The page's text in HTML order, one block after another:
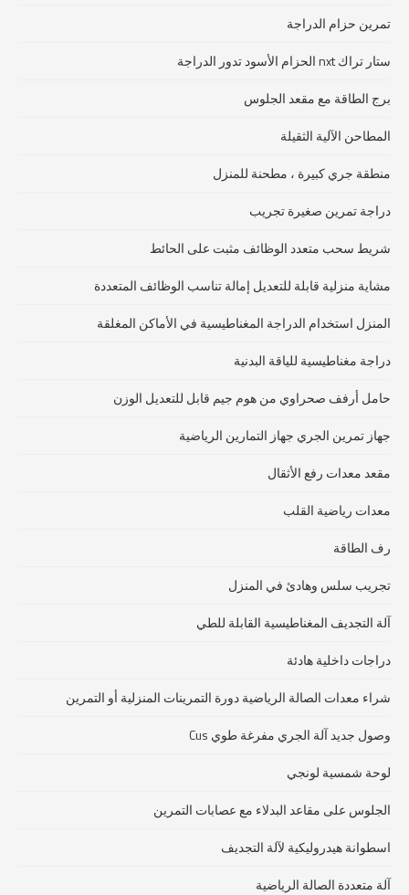
تمرين حزام الدراجة
ستار تراك nxt الحزام الأسود تدور الدراجة
برج الطاقة مع مقعد الجلوس
المطاحن الآلية الثقيلة
منطقة جري كبيرة ، مطحنة للمنزل
دراجة تمرين صغيرة تجريب
شريط سحب متعدد الوظائف مثبت على الحائط
مشاية منزلية قابلة للتعديل إمالة تناسب الوظائف المتعددة
المنزل استخدام الدراجة المغناطيسية في الأماكن المغلقة
دراجة مغناطيسية للياقة البدنية
حامل أرفف صحراوي من هوم جيم قابل للتعديل الوزن
جهاز تمرين الجري جهاز التمارين الرياضية
مقعد معدات رفع الأثقال
معدات رياضية القلب
رف الطاقة
تجريب سلس وهادئ في المنزل
آلة التجديف المغناطيسية القابلة للطي
دراجات داخلية هادئة
شراء معدات الصالة الرياضية دورة التمرينات المنزلية أو التمرين
وصول جديد آلة الجري مفرغة طوي Cus
لوحة شمسية لونجي
الجلوس على مقاعد البدلاء مع عصابات التمرين
اسطوانة هيدروليكية لآلة التجديف
آلة متعددة الصالة الرياضية